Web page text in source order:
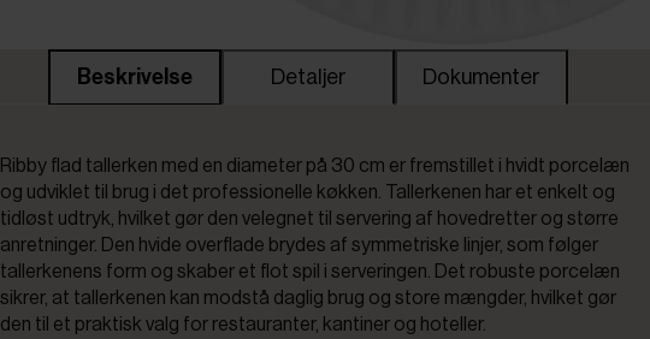
Beskrivelse Detaljer Dokumenter
Ribby flad tallerken med en diameter på 30 cm er fremstillet i hvidt porcelæn
og udviklet til brug i det professionelle køkken. Tallerkenen har et enkelt og
tidløst udtryk, hvilket gør den velegnet til servering af hovedretter og større
anretninger. Den hvide overflade brydes af symmetriske linjer, som følger
tallerkenens form og skaber et flot spil i serveringen. Det robuste porcelæn
sikrer, at tallerkenen kan modstå daglig brug og store mængder, hvilket gør
den til et praktisk valg for restauranter, kantiner og hoteller.